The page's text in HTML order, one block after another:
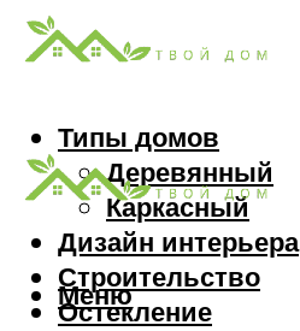
Типы домов
Деревянный
Каркасный
Дизайн интерьера
Строительство
Остекление
Меню